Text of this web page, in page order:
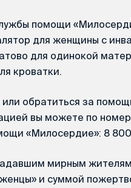
помощи
для женщины с
для одинокой
кроватки.
обратиться за
вы можете по
«Милосердие»: 8
мирным
и суммой